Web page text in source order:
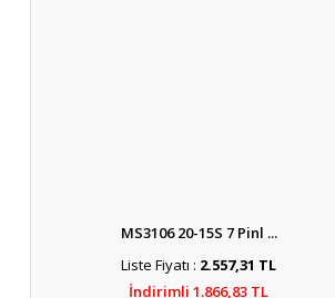
MS3106 20-15S 7 Pinl ...
Liste Fiyatı : 2.557,31 TL
İndirimli 1.866,83 TL